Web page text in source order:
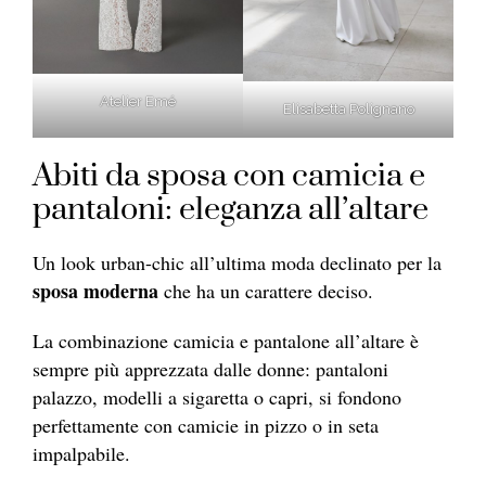
Atelier Emé Elisabetta Polignano
Abiti da sposa con camicia e
pantaloni: eleganza all’altare
Un look urban-chic all’ultima moda declinato per la
sposa moderna che ha un carattere deciso.
La combinazione camicia e pantalone all’altare è
sempre più apprezzata dalle donne: pantaloni
palazzo, modelli a sigaretta o capri, si fondono
perfettamente con camicie in pizzo o in seta
impalpabile.